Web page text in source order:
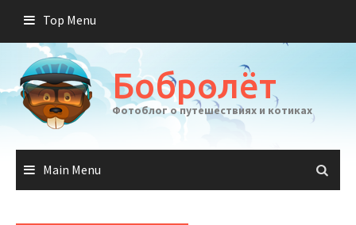
content
Top Menu
Бобролёт
Фотоблог о путешествиях и котиках
Main Menu